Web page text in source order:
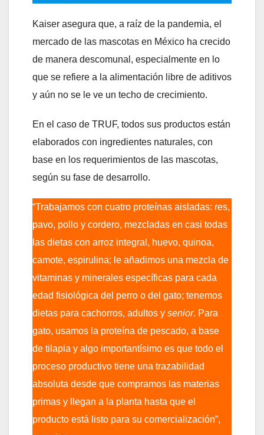
Kaiser asegura que, a raíz de la pandemia, el
mercado de las mascotas en México ha crecido
de manera descomunal, especialmente en lo
que se refiere a la alimentación libre de aditivos
y aún no se le ve un techo de crecimiento.
En el caso de TRUF, todos sus productos están
elaborados con ingredientes naturales, con
base en los requerimientos de las mascotas,
según su fase de desarrollo.
“Trabajamos con cuatro proteínas aisladas: res,
pavo, pollo y cordero, mezcladas en casi todas
las dietas con arroz integral, huevo, quinoa,
camote, espirulina; le añadimos una mezcla de
vitaminas y minerales específicas para cada
edad fisiológica del perro o del gato; tenemos
dietas para cachorros, adultos y senior. Para
gato, usamos la proteína de pescado, a base
de tilapia y algo importantísimo es que todo el
proceso productivo tiene una trazabilidad
absoluta desde que compramos las materias
primas y llegan a la planta hasta que el
producto está listo para su comercialización”,